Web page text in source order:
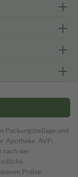
Packungsbeilage und
Apotheke. AVP:
nach der
Preise